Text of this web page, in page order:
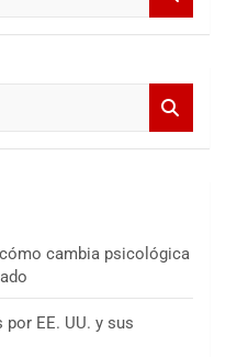
cambia psicológica
EE. UU. y sus